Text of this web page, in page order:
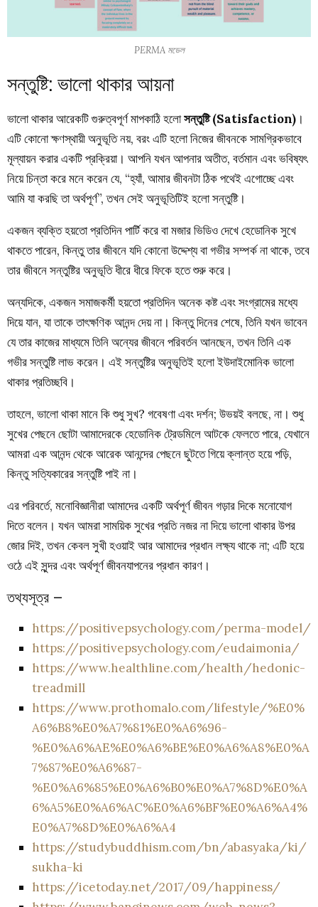
PERMA মডেল
সন্তুষ্টি: ভালো থাকার আয়না
ভালো থাকার আরেকটি গুরুত্বপূর্ণ মাপকাঠি হলোসন্তুষ্টি (Satisfaction) ।
এটি কোনো ক্ষণস্থায়ী অনুভূতি নয়, বরং এটি হলো নিজের জীবনকে সামগ্রিকভাবে
মূল্যায়ন করার একটি প্রক্রিয়া। আপনি যখন আপনার অতীত, বর্তমান এবং ভবিষ্যৎ
নিয়ে চিন্তা করে মনে করেন যে, “হ্যাঁ, আমার জীবনটা ঠিক পথেই এগোচ্ছে এবং
আমি যা করছি তা অর্থপূর্ণ”, তখন সেই অনুভূতিটিই হলো সন্তুষ্টি।
একজন ব্যক্তি হয়তো প্রতিদিন পার্টি করে বা মজার ভিডিও দেখে হেডোনিক সুখে
থাকতে পারেন, কিন্তু তার জীবনে যদি কোনো উদ্দেশ্য বা গভীর সম্পর্ক না থাকে, তবে
তার জীবনে সন্তুষ্টির অনুভূতি ধীরে ধীরে ফিকে হতে শুরু করে।
অন্যদিকে, একজন সমাজকর্মী হয়তো প্রতিদিন অনেক কষ্ট এবং সংগ্রামের মধ্যে
দিয়ে যান, যা তাকে তাৎক্ষণিক আনন্দ দেয় না। কিন্তু দিনের শেষে, তিনি যখন ভাবেন
যে তার কাজের মাধ্যমে তিনি অন্যের জীবনে পরিবর্তন আনছেন, তখন তিনি এক
গভীর সন্তুষ্টি লাভ করেন। এই সন্তুষ্টির অনুভূতিই হলো ইউদাইমোনিক ভালো
থাকার প্রতিচ্ছবি।
তাহলে, ভালো থাকা মানে কি শুধু সুখ? গবেষণা এবং দর্শন; উভয়ই বলছে, না। শুধু
সুখের পেছনে ছোটা আমাদেরকে হেডোনিক ট্রেডমিলে আটকে ফেলতে পারে, যেখানে
আমরা এক আনন্দ থেকে আরেক আনন্দের পেছনে ছুটতে গিয়ে ক্লান্ত হয়ে পড়ি,
কিন্তু সত্যিকারের সন্তুষ্টি পাই না।
এর পরিবর্তে, মনোবিজ্ঞানীরা আমাদের একটি অর্থপূর্ণ জীবন গড়ার দিকে মনোযোগ
দিতে বলেন। যখন আমরা সাময়িক সুখের প্রতি নজর না দিয়ে ভালো থাকার উপর
জোর দিই, তখন কেবল সুখী হওয়াই আর আমাদের প্রধান লক্ষ্য থাকে না; এটি হয়ে
ওঠে এই সুন্দর এবং অর্থপূর্ণ জীবনযাপনের প্রধান কারণ।
তথ্যসূত্র –
https://positivepsychology.com/perma-model/
https://positivepsychology.com/eudaimonia/
https://www.healthline.com/health/hedonic-
treadmill
https://www.prothomalo.com/lifestyle/%E0%
A6%B8%E0%A7%81%E0%A6%96-
%E0%A6%AE%E0%A6%BE%E0%A6%A8%E0%A
7%87%E0%A6%87-
%E0%A6%85%E0%A6%B0%E0%A7%8D%E0%A
6%A5%E0%A6%AC%E0%A6%BF%E0%A6%A4%
E0%A7%8D%E0%A6%A4
https://studybuddhism.com/bn/abasyaka/ki/
sukha-ki
https://icetoday.net/2017/09/happiness/